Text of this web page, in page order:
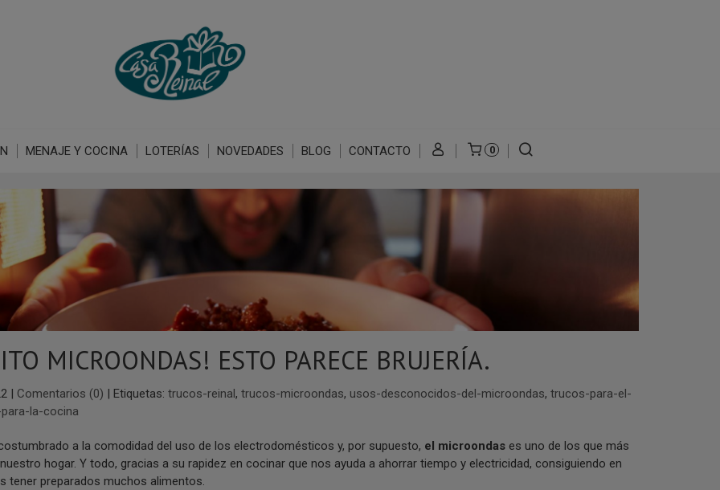
MENAJE Y COCINA LOTERÍAS NOVEDADES BLOG CONTACTO 0
MICROONDAS! ESTO PARECE BRUJERÍA.
| Comentarios (0) Etiquetas: trucos-reinal , trucos-microondas, usos-desconocidos-del-microondas, trucos-para-el-
la-cocina
a la comodidad del uso de los electrodomésticos y, por supuesto, el microondases uno de los que más
hogar. Y todo, gracias a su rapidez en cocinar que nos ayuda a ahorrar tiempo y electricidad, consiguiendo en
tener preparados muchos alimentos.